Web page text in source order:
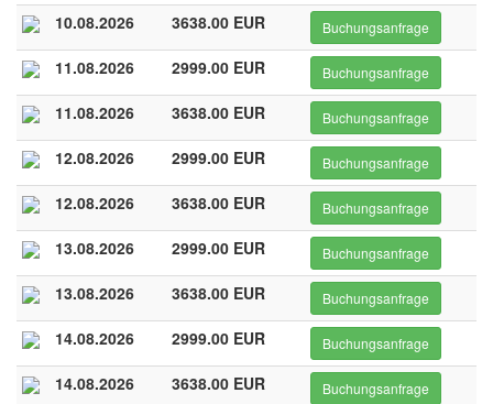
10.08.2026 3638.00 EUR Buchungsanfrage
11.08.2026 2999.00 EUR Buchungsanfrage
11.08.2026 3638.00 EUR Buchungsanfrage
12.08.2026 2999.00 EUR Buchungsanfrage
12.08.2026 3638.00 EUR Buchungsanfrage
13.08.2026 2999.00 EUR Buchungsanfrage
13.08.2026 3638.00 EUR Buchungsanfrage
14.08.2026 2999.00 EUR Buchungsanfrage
14.08.2026 3638.00 EUR Buchungsanfrage